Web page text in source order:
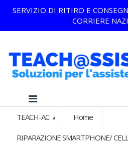
SERVIZIO DI RITIRO E
CORRIERE
TEACH-AC Home
RIPARAZIONE SMARTPHONE/